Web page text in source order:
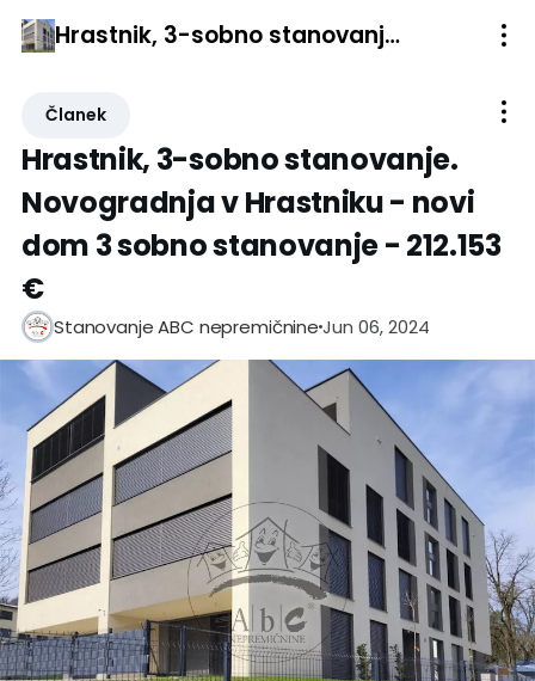
Hrastnik, 3-sobno stanovanje. Novogradnja v Hrastniku - novi dom 3 sobno stanovanje - 212.153 €
Članek
Hrastnik, 3-sobno stanovanje.
Novogradnja v Hrastniku - novi
dom 3 sobno stanovanje - 212.153
€
Stanovanje ABC nepremičnineJun 06, 2024